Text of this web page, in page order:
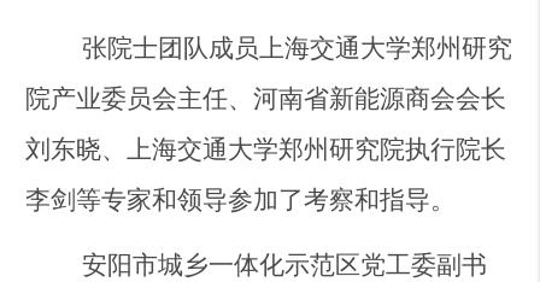
张院士团队成员上海交通大学郑州研究
院产业委员会主任、河南省新能源商会会长
刘东晓、上海交通大学郑州研究院执行院长
李剑等专家和领导参加了考察和指导。
安阳市城乡一体化示范区党工委副书